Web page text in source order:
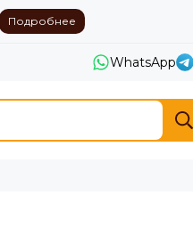
Подробнее
WhatsApp